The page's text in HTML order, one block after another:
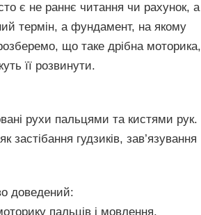
є не раннє читання чи рахунок, а
термін, а фундамент, на якому
що таке дрібна моторика,
її розвинути.
рухи пальцями та кистями рук.
застібання гудзиків, зав’язування
доведений:
пальців і мовлення,